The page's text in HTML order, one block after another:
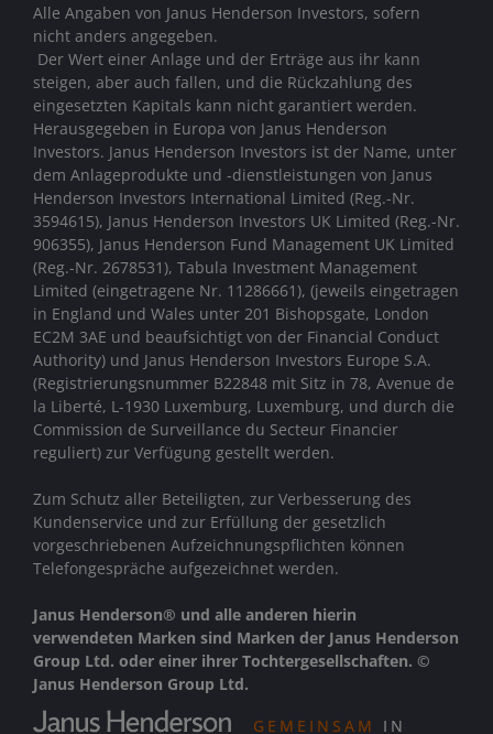
Alle Angaben von Janus Henderson Investors, sofern
nicht anders angegeben.
Der Wert einer Anlage und der Erträge aus ihr kann
steigen, aber auch fallen, und die Rückzahlung des
eingesetzten Kapitals kann nicht garantiert werden.
Herausgegeben in Europa von Janus Henderson
Investors. Janus Henderson Investors ist der Name, unter
dem Anlageprodukte und -dienstleistungen von Janus
Henderson Investors International Limited (Reg.-Nr.
3594615), Janus Henderson Investors UK Limited (Reg.-Nr.
906355), Janus Henderson Fund Management UK Limited
(Reg.-Nr. 2678531), Tabula Investment Management
Limited (eingetragene Nr. 11286661), (jeweils eingetragen
in England und Wales unter 201 Bishopsgate, London
EC2M 3AE und beaufsichtigt von der Financial Conduct
Authority) und Janus Henderson Investors Europe S.A.
(Registrierungsnummer B22848 mit Sitz in 78, Avenue de
la Liberté, L-1930 Luxemburg, Luxemburg, und durch die
Commission de Surveillance du Secteur Financier
reguliert) zur Verfügung gestellt werden.
Zum Schutz aller Beteiligten, zur Verbesserung des
Kundenservice und zur Erfüllung der gesetzlich
vorgeschriebenen Aufzeichnungspflichten können
Telefongespräche aufgezeichnet werden.
Janus Henderson® und alle anderen hierin
verwendeten Marken sind Marken der Janus Henderson
Group Ltd. oder einer ihrer Tochtergesellschaften. ©
Janus Henderson Group Ltd.
GEMEINSAM
IN